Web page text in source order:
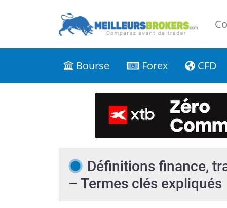
Bourse Forex CFD
Définitions finance,
– Termes clés expliqués